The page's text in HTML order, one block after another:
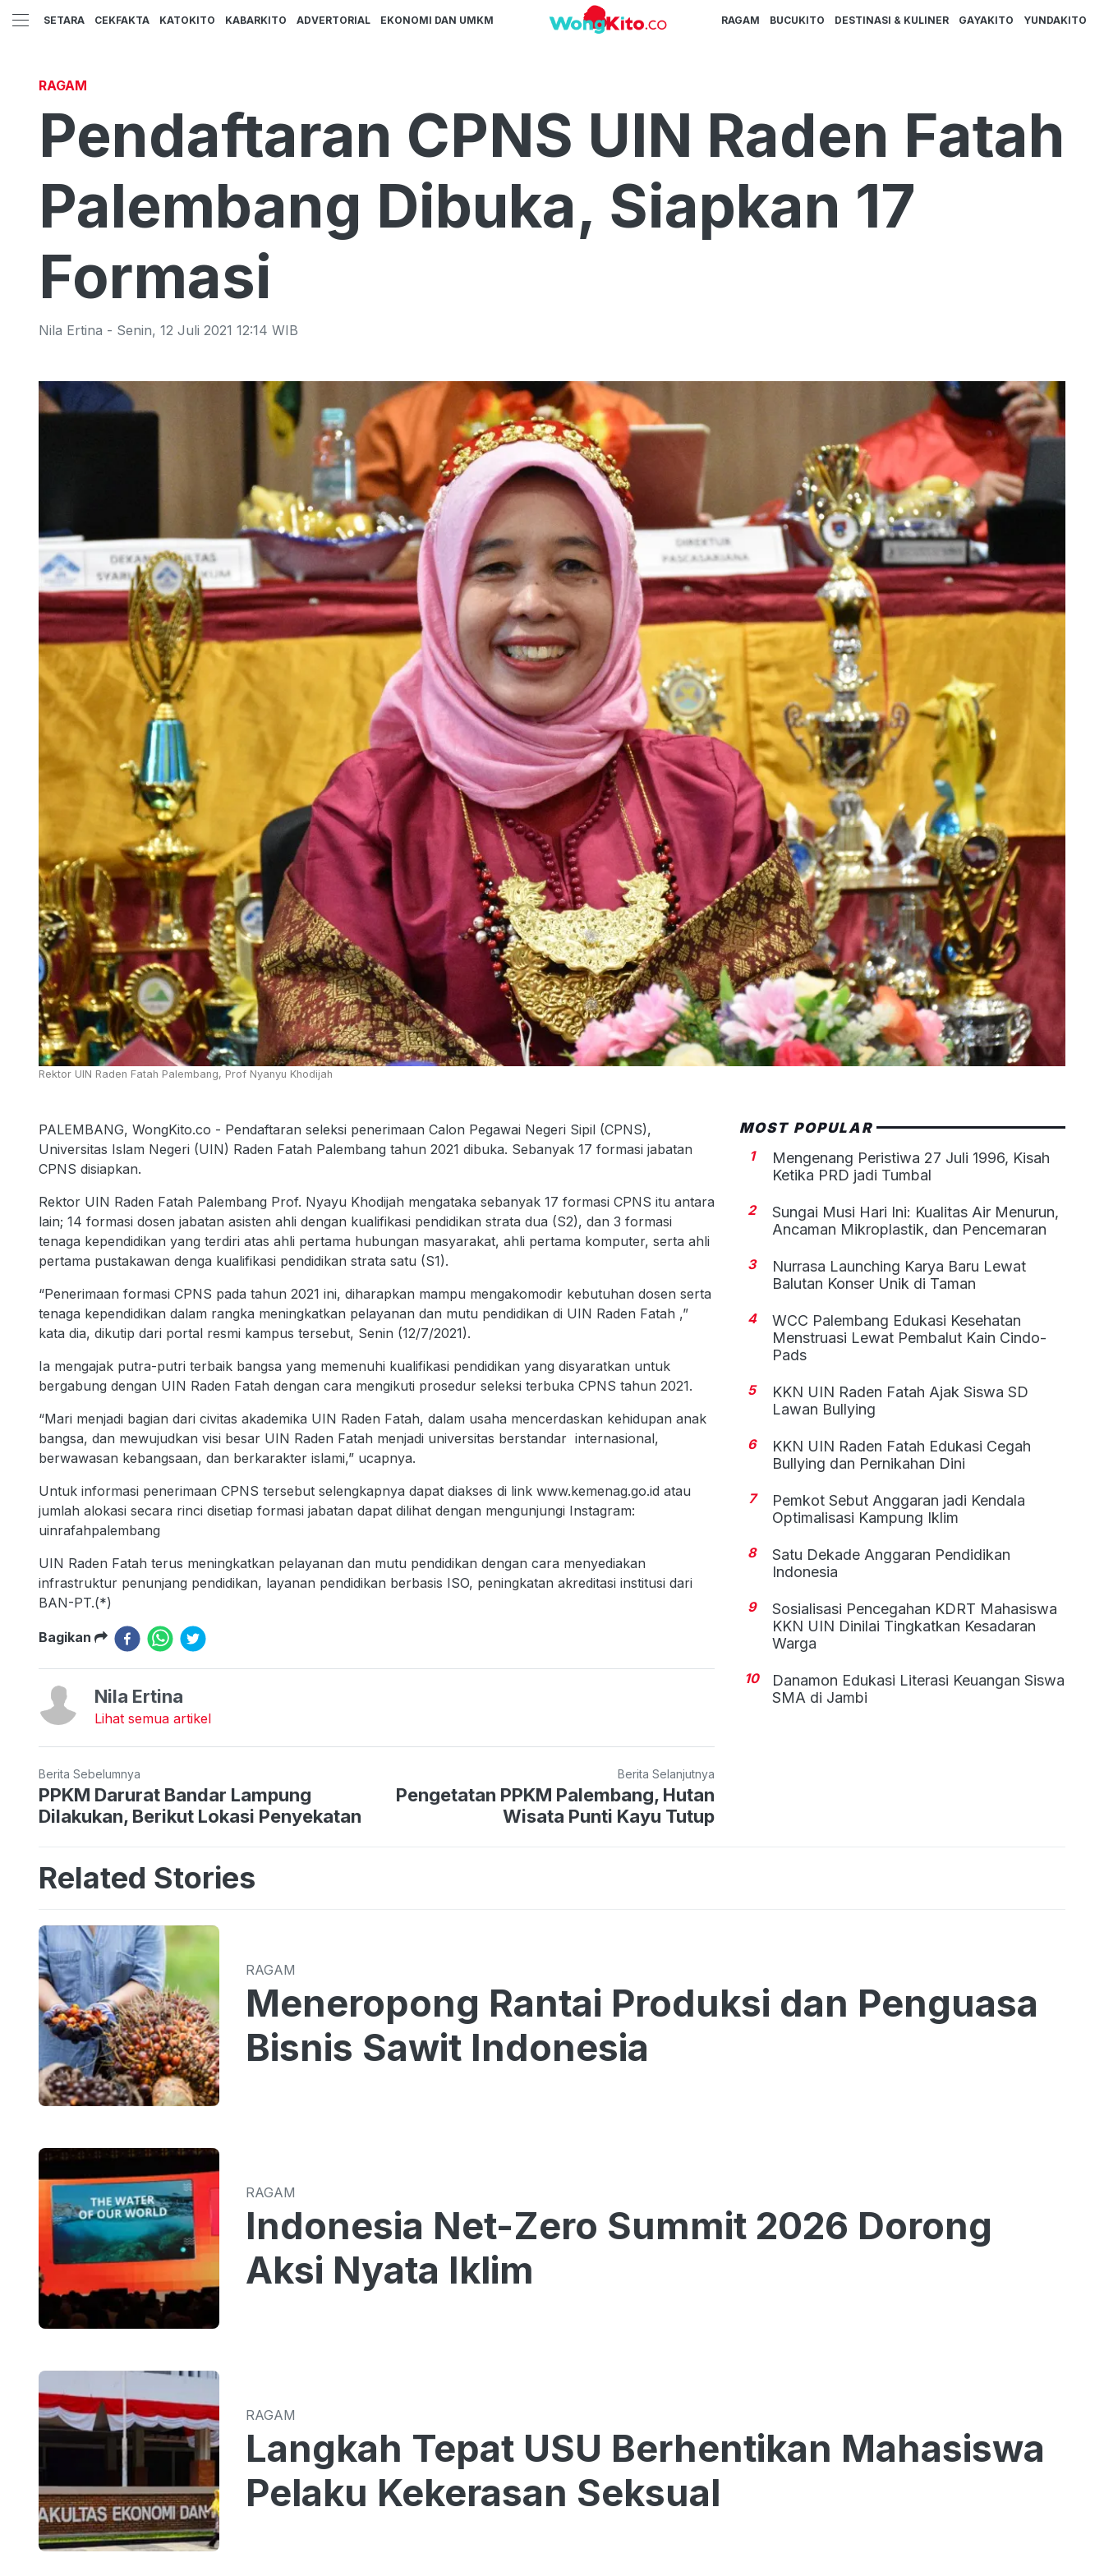
SETARA CEKFAKTA KATOKITO KABARKITO ADVERTORIAL EKONOMI DAN UMKM RAGAM BUCUKITO DESTINASI & KULINER GAYAKITO YUNDAKITO
RAGAM
Pendaftaran CPNS UIN Raden Fatah
Palembang Dibuka, Siapkan 17
Formasi
Nila Ertina - Senin, 12 Juli 2021 12:14 WIB
Rektor UIN Raden Fatah Palembang, Prof Nyanyu Khodijah
PALEMBANG, WongKito.co - Pendaftaran seleksi penerimaan Calon Pegawai Negeri Sipil (CPNS),
Universitas Islam Negeri (UIN) Raden Fatah Palembang tahun 2021 dibuka. Sebanyak 17 formasi jabatan
CPNS disiapkan.
Rektor UIN Raden Fatah Palembang Prof. Nyayu Khodijah mengataka sebanyak 17 formasi CPNS itu antara
lain; 14 formasi dosen jabatan asisten ahli dengan kualifikasi pendidikan strata dua (S2), dan 3 formasi
tenaga kependidikan yang terdiri atas ahli pertama hubungan masyarakat, ahli pertama komputer, serta ahli
pertama pustakawan denga kualifikasi pendidikan strata satu (S1).
“Penerimaan formasi CPNS pada tahun 2021 ini, diharapkan mampu mengakomodir kebutuhan dosen serta
tenaga kependidikan dalam rangka meningkatkan pelayanan dan mutu pendidikan di UIN Raden Fatah ,”
kata dia, dikutip dari portal resmi kampus tersebut, Senin (12/7/2021).
Ia mengajak putra-putri terbaik bangsa yang memenuhi kualifikasi pendidikan yang disyaratkan untuk
bergabung dengan UIN Raden Fatah dengan cara mengikuti prosedur seleksi terbuka CPNS tahun 2021.
“Mari menjadi bagian dari civitas akademika UIN Raden Fatah, dalam usaha mencerdaskan kehidupan anak
bangsa, dan mewujudkan visi besar UIN Raden Fatah menjadi universitas berstandar internasional,
berwawasan kebangsaan, dan berkarakter islami,” ucapnya.
Untuk informasi penerimaan CPNS tersebut selengkapnya dapat diakses di link www.kemenag.go.id atau
jumlah alokasi secara rinci disetiap formasi jabatan dapat dilihat dengan mengunjungi Instagram:
uinrafahpalembang
UIN Raden Fatah terus meningkatkan pelayanan dan mutu pendidikan dengan cara menyediakan
infrastruktur penunjang pendidikan, layanan pendidikan berbasis ISO, peningkatan akreditasi institusi dari
BAN-PT.(*)
Bagikan
Nila Ertina
Lihat semua artikel
Berita Sebelumnya
PPKM Darurat Bandar Lampung
Dilakukan, Berikut Lokasi Penyekatan
Berita Selanjutnya
Pengetatan PPKM Palembang, Hutan
Wisata Punti Kayu Tutup
MOST POPULAR
1
Mengenang Peristiwa 27 Juli 1996, Kisah
Ketika PRD jadi Tumbal
2
Sungai Musi Hari Ini: Kualitas Air Menurun,
Ancaman Mikroplastik, dan Pencemaran
3
Nurrasa Launching Karya Baru Lewat
Balutan Konser Unik di Taman
4
WCC Palembang Edukasi Kesehatan
Menstruasi Lewat Pembalut Kain Cindo-
Pads
5
KKN UIN Raden Fatah Ajak Siswa SD
Lawan Bullying
6
KKN UIN Raden Fatah Edukasi Cegah
Bullying dan Pernikahan Dini
7
Pemkot Sebut Anggaran jadi Kendala
Optimalisasi Kampung Iklim
8
Satu Dekade Anggaran Pendidikan
Indonesia
9
Sosialisasi Pencegahan KDRT Mahasiswa
KKN UIN Dinilai Tingkatkan Kesadaran
Warga
10
Danamon Edukasi Literasi Keuangan Siswa
SMA di Jambi
Related Stories
RAGAM
Meneropong Rantai Produksi dan Penguasa
Bisnis Sawit Indonesia
RAGAM
Indonesia Net-Zero Summit 2026 Dorong
Aksi Nyata Iklim
RAGAM
Langkah Tepat USU Berhentikan Mahasiswa
Pelaku Kekerasan Seksual